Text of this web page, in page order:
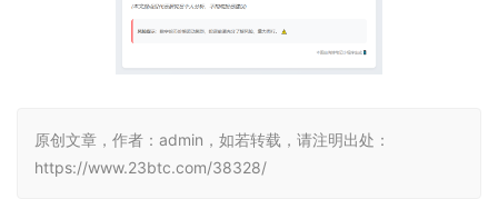
原创文章，作者：admin，如若转载，请注明出处：
https://www.23btc.com/38328/